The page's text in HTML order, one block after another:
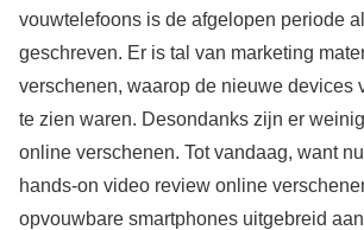
vouwtelefoons is de afgelopen periode
geschreven. Er is tal van marketing
verschenen, waarop de nieuwe devices
te zien waren. Desondanks zijn er
online verschenen. Tot vandaag, want
hands-on video review online
opvouwbare smartphones uitgebreid